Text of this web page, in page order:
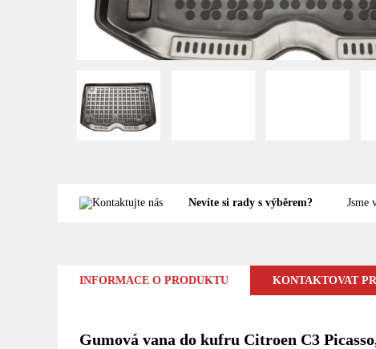
Nevíte si rady s výběrem? Jsme
INFORMACE O PRODUKTU KONTAKTOVAT
Gumová vana do kufru Citroen C3